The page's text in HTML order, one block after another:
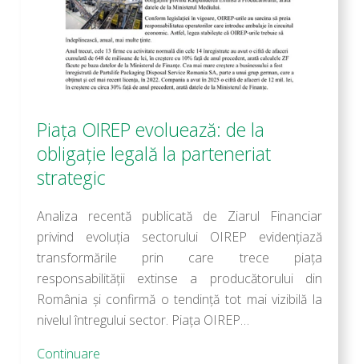
Piața OIREP evoluează: de la
obligație legală la parteneriat
strategic
Analiza recentă publicată de Ziarul Financiar
privind evoluția sectorului OIREP evidențiază
transformările prin care trece piața
responsabilității extinse a producătorului din
România și confirmă o tendință tot mai vizibilă la
nivelul întregului sector. Piața OIREP…
Continuare